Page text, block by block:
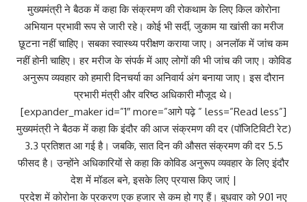
मुख्यमंत्री ने बैठक में कहा कि संक्रमण की रोकथाम के लिए किल कोरोना
अभियान प्रभावी रूप से जारी रहे। कोई भी सर्दी, जुकाम या खांसी का मरीज
छूटना नहीं चाहिए। सबका स्वास्थ्य परीक्षण कराया जाए। अनलॉक में जांच कम
नहीं होनी चाहिए। हर मरीज के संपर्क में आए लोगों की भी जांच की जाए। कोविड
अनुरूप व्यवहार को हमारी दिनचर्या का अनिवार्य अंग बनाया जाए। इस दौरान
प्रभारी मंत्री और वरिष्ठ अधिकारी मौजूद थे।
[expander_maker id=”1″ more=”आगे पढ़े ” less=”Read less”]
मुख्यमंत्री ने बैठक में कहा कि इंदौर की आज संक्रमण की दर (पॉजिटिविटी रेट)
3.3 प्रतिशत आ गई है। जबकि, सात दिन की औसत संक्रमण की दर 5.5
फीसद है। उन्होंने अधिकारियों से कहा कि कोविड अनुरूप व्यवहार के लिए इंदौर
देश में मॉडल बने, इसके लिए प्रयास किए जाएं |
प्रदेश में कोरोना के प्रकरण एक हजार से कम हो गए हैं। बुधवार को 901 नए